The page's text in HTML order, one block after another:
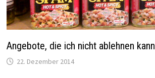
Angebote, die ich nicht ablehnen kann
22. Dezember 2014